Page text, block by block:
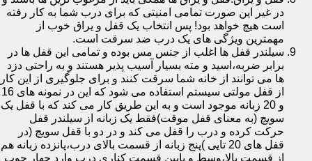
در غیر این صورت تمامی امنیتی که برای درب شما به کار رفته
است هیچ خواهد بود! پس انتخاب یک قفل و یراق خوب از
مهمترین ویژگی های یک درب ضد سرقت است.
سیلندر قفل ها اغلب از جنس مس بوده و تمامی این قفل ها در
برابر ضربه،اسید و مته بسیار آسیب پذیر هستند و به راحتی دزد
ها می توانند از خانه شما سرقت کنند و برای جلوگیری از این کار
از قفل مولتی سیستم استفاده می شود که این در نمونه های 16
و 20 زبانه موجود است و به این طریق کار می کند که با قفل یک
سویچ (به معنای قفل موقت)فقط یک زبانه از سیلندر قفل
حرکت کرده و درب را قفل می کند و در دو با قفل سویچ (در
قفل های 20 تایی )پنج زبانه از قسمت بالای درب،پانزده زبانه هم
از قسمت بالا،وسط و پایین قسمت کناری درب وارد چهار چوب